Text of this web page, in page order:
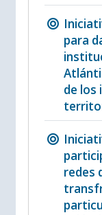
para
de los
redes